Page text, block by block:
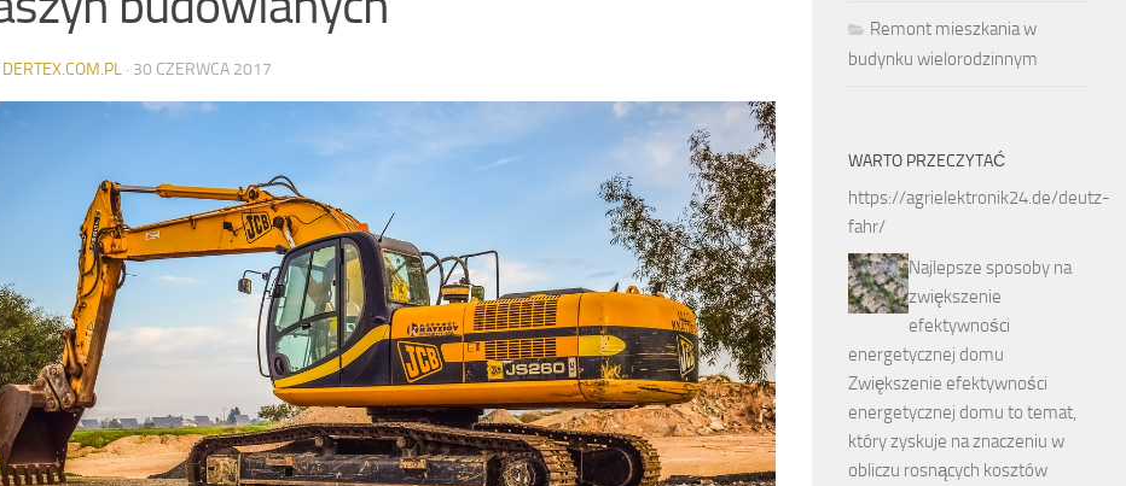
DERTEX.COM.PL · 30 CZERWCA 2017
Remont mieszkania w
budynku wielorodzinnym
WARTO PRZECZYTAĆ
https://agrielektronik24.de/deutz-
fahr/
Najlepsze sposoby na
zwiększenie
efektywności
energetycznej domu
Zwiększenie efektywności
energetycznej domu to temat,
który zyskuje na znaczeniu w
obliczu rosnących kosztów